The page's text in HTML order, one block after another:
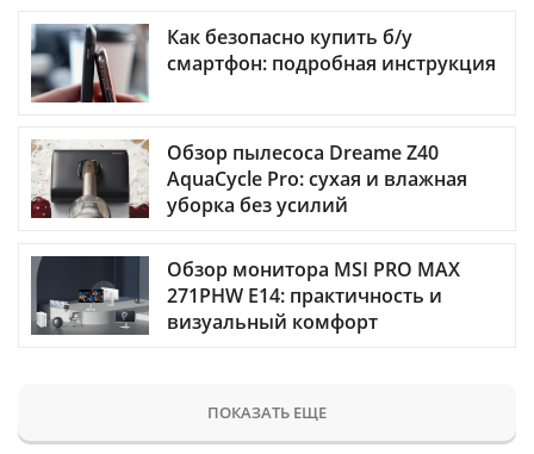
Как безопасно купить б/у
смартфон: подробная инструкция
Обзор пылесоса Dreame Z40
AquaCycle Pro: сухая и влажная
уборка без усилий
Обзор монитора MSI PRO MAX
271PHW E14: практичность и
визуальный комфорт
ПОКАЗАТЬ ЕЩЕ